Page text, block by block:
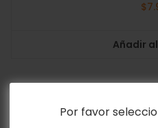
Por favor
$
Añadir